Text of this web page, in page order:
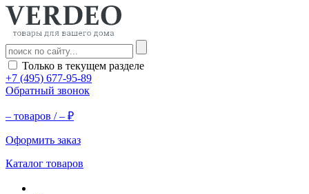
Только в текущем разделе
+7 (495) 677-95-89
Обратный звонок
– товаров /– ₽
Оформить заказ
Каталог товаров